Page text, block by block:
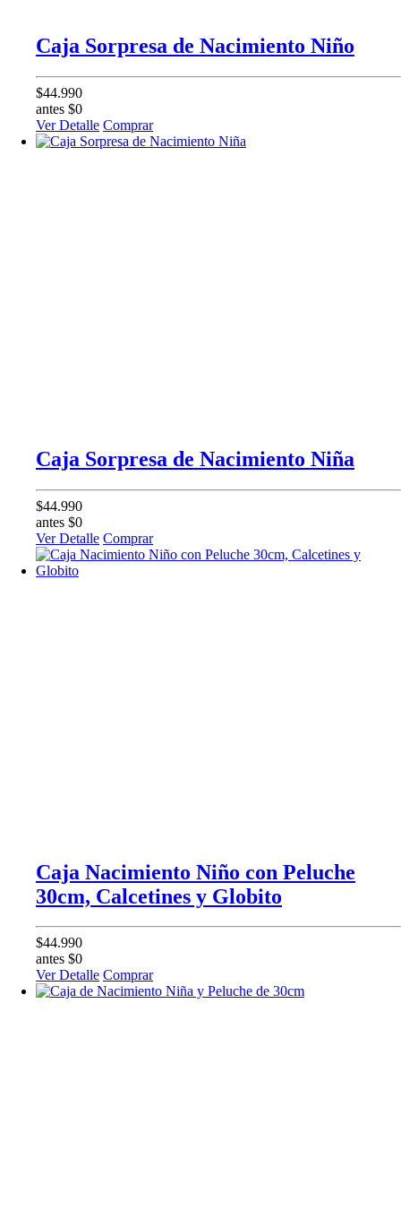
Caja Sorpresa de Nacimiento Niño
$44.990
antes $0
Ver Detalle Comprar
Caja Sorpresa de Nacimiento Niña
$44.990
antes $0
Ver Detalle Comprar
Caja Nacimiento Niño con Peluche
30cm, Calcetines y Globito
$44.990
antes $0
Ver Detalle Comprar